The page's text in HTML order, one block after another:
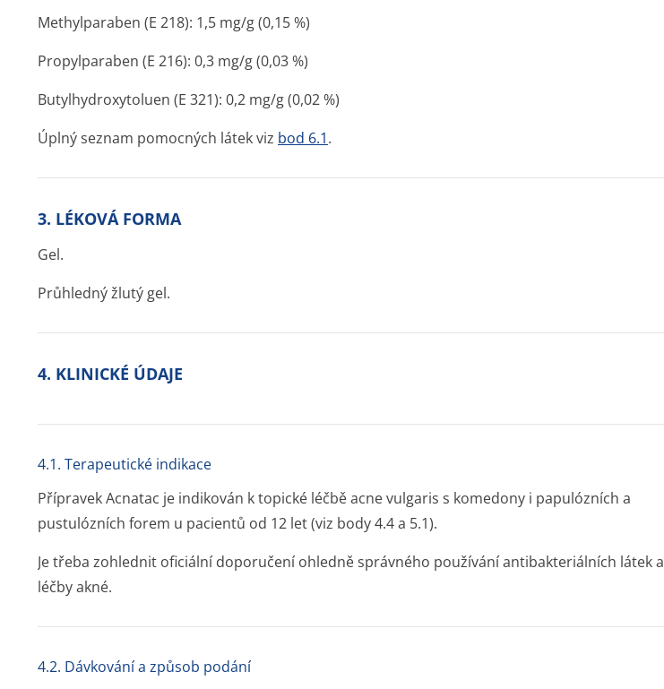
Methylparaben (E 218): 1,5 mg/g (0,15 %)
Propylparaben (E 216): 0,3 mg/g (0,03 %)
Butylhydroxytoluen (E 321): 0,2 mg/g (0,02 %)
Úplný seznam pomocných látek viz bod 6.1.
3. LÉKOVÁ FORMA
Gel.
Průhledný žlutý gel.
4. KLINICKÉ ÚDAJE
4.1. Terapeutické indikace
Přípravek Acnatac je indikován k topické léčbě acne vulgaris s komedony i papulózních a
pustulózních forem u pacientů od 12 let (viz body 4.4 a 5.1).
Je třeba zohlednit oficiální doporučení ohledně správného používání antibakteriálních látek a
léčby akné.
4.2. Dávkování a způsob podání